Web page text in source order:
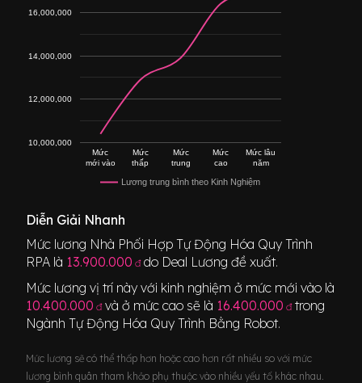
Lương trung bình theo Kinh Nghiệm
Mức
mới vào
Mức
thấp
Mức
trung
Mức
cao
Mức lâu
năm
10,000,000
12,000,000
14,000,000
16,000,000
Diễn Giải Nhanh
Mức lương Nhà Phối Hợp Tự Động Hóa Quy Trình
RPA là 13.900.000 đdo Deal Lương đề xuất.
Mức lương vị trí này với kinh nghiệm ở mức mới vào là
10.400.000 đ và ở mức cao sẽ là 16.400.000 đ trong
NgànhTự Động Hóa Quy Trình Bằng Robot.
Mức lương sẽ có thể thấp hơn hoặc cao hơn rất nhiều so với mức
lương bình quân tham khảo phụ thuộc vào nhiều yếu tố khác nhau.